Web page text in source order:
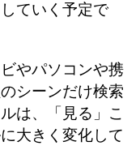
ていく予定で
やパソコンや携
シーンだけ検索
は、「見る」こ
大きく変化して